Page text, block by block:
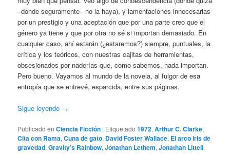
–donde seguramente– no la haya), y lamentaciones innecesarias
por un prestigio y una aceptación que por una parte creo que el
género ya tiene y que por otra no sé si importan demasiado. En
cualquier caso, ahí estarán (¿estaremos?) siempre, puntuales, la
crítica y los teóricos, con nuestras cajitas de herramientas,
obsesionados por naderías que, como sabemos, nada importan.
Pero bueno. Vayamos al mundo de la novela, al fulgor de esa
entropía que se entrevé, esparcida, entre sus páginas.
Sigue leyendo →
Publicado en Ciencia Ficción | Etiquetado 1972,Arthur C. Clarke,
Cita con Rama,Cuna de gato, David Foster Wallace, El arco iris de
gravedad,Gravity’s Rainbow,Jonathan Lethem,Jonathan Littell,